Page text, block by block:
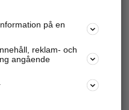
företagsinfo mm.
företaget
på en
reklam- och
angående